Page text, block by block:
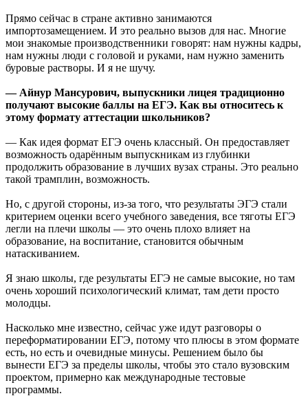
Прямо сейчас в стране активно занимаются
импортозамещением. И это реально вызов для нас. Многие
мои знакомые производственники говорят: нам нужны кадры,
нам нужны люди с головой и руками, нам нужно заменить
буровые растворы. И я не шучу.
— Айнур Мансурович, выпускники лицея традиционно
получают высокие баллы на ЕГЭ. Как вы относитесь к
этому формату аттестации школьников?
— Как идея формат ЕГЭ очень классный. Он предоставляет
возможность одарённым выпускникам из глубинки
продолжить образование в лучших вузах страны. Это реально
такой трамплин, возможность.
Но, с другой стороны, из-за того, что результаты ЭГЭ стали
критерием оценки всего учебного заведения, все тяготы ЕГЭ
легли на плечи школы — это очень плохо влияет на
образование, на воспитание, становится обычным
натаскиванием.
Я знаю школы, где результаты ЕГЭ не самые высокие, но там
очень хороший психологический климат, там дети просто
молодцы.
Насколько мне известно, сейчас уже идут разговоры о
переформатировании ЕГЭ, потому что плюсы в этом формате
есть, но есть и очевидные минусы. Решением было бы
вынести ЕГЭ за пределы школы, чтобы это стало вузовским
проектом, примерно как международные тестовые
программы.